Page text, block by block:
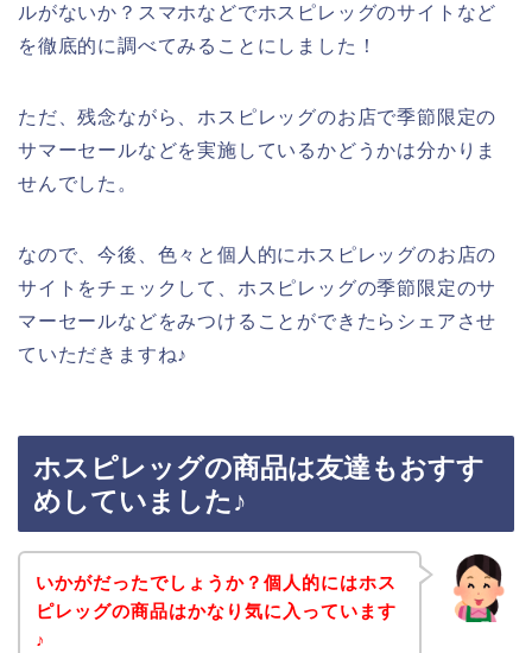
ルがないか？スマホなどでホスピレッグのサイトなど
を徹底的に調べてみることにしました！
ただ、残念ながら、ホスピレッグのお店で季節限定の
サマーセールなどを実施しているかどうかは分かりま
せんでした。
なので、今後、色々と個人的にホスピレッグのお店の
サイトをチェックして、ホスピレッグの季節限定のサ
マーセールなどをみつけることができたらシェアさせ
ていただきますね♪
ホスピレッグの商品は友達もおすす
めしていました♪
いかがだったでしょうか？個人的にはホス
ピレッグの商品はかなり気に入っています
♪